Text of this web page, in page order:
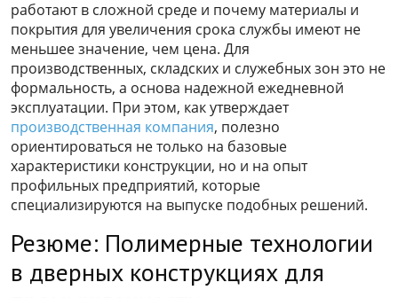
работают в сложной среде и почему материалы и
покрытия для увеличения срока службы имеют не
меньшее значение, чем цена. Для
производственных, складских и служебных зон это не
формальность, а основа надежной ежедневной
эксплуатации. При этом, как утверждает
производственная компания, полезно
ориентироваться не только на базовые
характеристики конструкции, но и на опыт
профильных предприятий, которые
специализируются на выпуске подобных решений.
Резюме: Полимерные технологии
в дверных конструкциях для